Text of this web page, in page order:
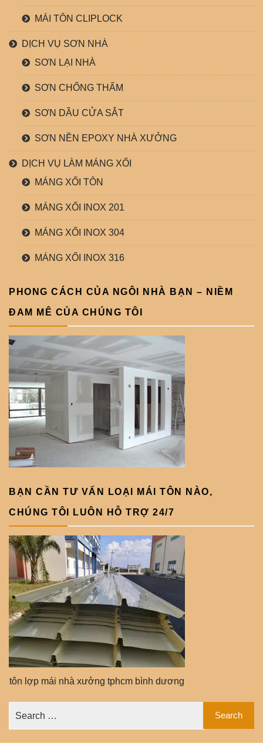
MÁI TÔN CLIPLOCK
DỊCH VỤ SƠN NHÀ
SƠN LẠI NHÀ
SƠN CHỐNG THẤM
SƠN DẦU CỬA SẮT
SƠN NỀN EPOXY NHÀ XƯỞNG
DỊCH VỤ LÀM MÁNG XỐI
MÁNG XỐI TÔN
MÁNG XỐI INOX 201
MÁNG XỐI INOX 304
MÁNG XỐI INOX 316
PHONG CÁCH CỦA NGÔI NHÀ BẠN – NIỀM
ĐAM MÊ CỦA CHÚNG TÔI
BẠN CẦN TƯ VẤN LOẠI MÁI TÔN NÀO,
CHÚNG TÔI LUÔN HỖ TRỢ 24/7
tôn lợp mái nhà xưởng tphcm bình dương